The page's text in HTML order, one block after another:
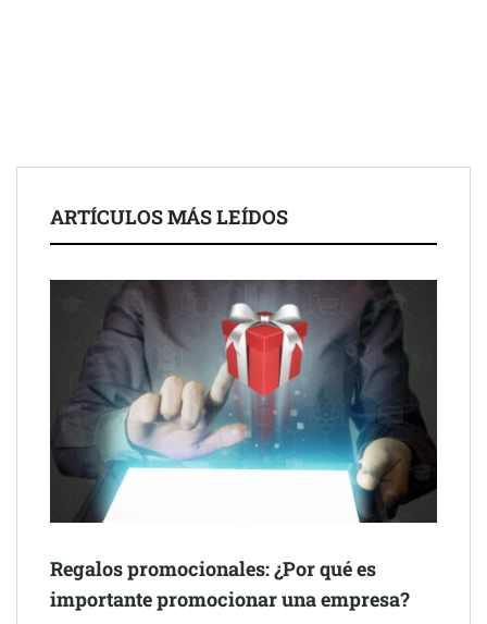
NOVA: innovación y diseño que transforman espacios de la
mano de Tormo Franquicias
ARTÍCULOS MÁS LEÍDOS
Regalos promocionales: ¿Por qué es
importante promocionar una empresa?